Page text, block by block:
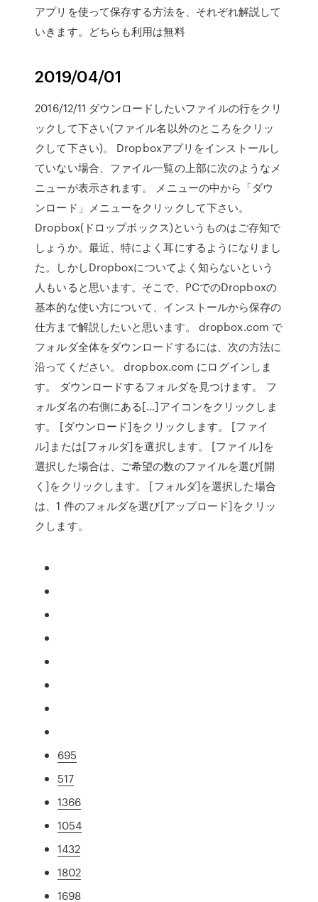
アプリを使って保存する方法を、それぞれ解説して
いきます。どちらも利用は無料
2019/04/01
2016/12/11 ダウンロードしたいファイルの行をクリ
ックして下さい(ファイル名以外のところをクリッ
クして下さい)。 Dropboxアプリをインストールし
ていない場合、ファイル一覧の上部に次のようなメ
ニューが表示されます。 メニューの中から「ダウ
ンロード」メニューをクリックして下さい。
Dropbox(ドロップボックス)というものはご存知で
しょうか。最近、特によく耳にするようになりまし
た。しかしDropboxについてよく知らないという
人もいると思います。そこで、PCでのDropboxの
基本的な使い方について、インストールから保存の
仕方まで解説したいと思います。 dropbox.com で
フォルダ全体をダウンロードするには、次の方法に
沿ってください。 dropbox.com にログインしま
す。 ダウンロードするフォルダを見つけます。 フ
ォルダ名の右側にある[…]アイコンをクリックしま
す。 [ダウンロード]をクリックします。 [ファイ
ル]または[フォルダ]を選択します。 [ファイル]を
選択した場合は、ご希望の数のファイルを選び[開
く]をクリックします。 [フォルダ]を選択した場合
は、1 件のフォルダを選び[アップロード]をクリッ
クします。
695
517
1366
1054
1432
1802
1698